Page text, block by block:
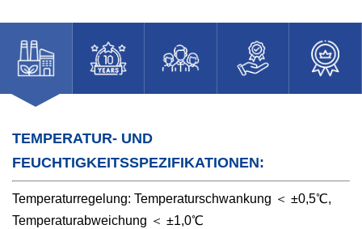
TEMPERATUR- UND
FEUCHTIGKEITSSPEZIFIKATIONEN:
Temperaturregelung: Temperaturschwankung ＜ ±0,5℃,
Temperaturabweichung ＜ ±1,0℃